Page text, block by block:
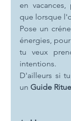
en
que lorsque
Pose un
énergies,
tu veux
intentions.
D'ailleurs si
un Guide